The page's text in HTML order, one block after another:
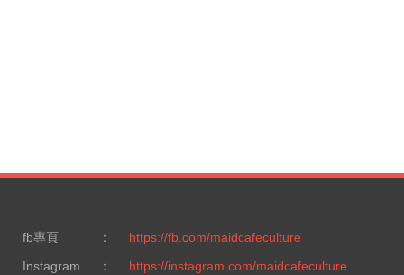
fb專頁 ：
https://fb.com/maidcafeculture
Instagram
：
https://instagram.com/maidcafeculture